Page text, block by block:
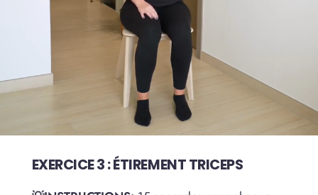
EXERCICE 3 : ÉTIREMENT TRICEPS